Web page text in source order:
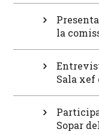
la
Sala xef
Sopar